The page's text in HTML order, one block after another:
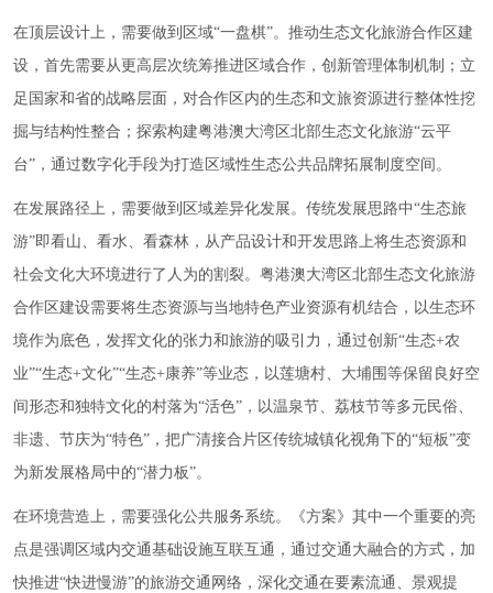
在顶层设计上，需要做到区域“一盘棋”。推动生态文化旅游合作区建
设，首先需要从更高层次统筹推进区域合作，创新管理体制机制；立
足国家和省的战略层面，对合作区内的生态和文旅资源进行整体性挖
掘与结构性整合；探索构建粤港澳大湾区北部生态文化旅游“云平
台”，通过数字化手段为打造区域性生态公共品牌拓展制度空间。
在发展路径上，需要做到区域差异化发展。传统发展思路中“生态旅
游”即看山、看水、看森林，从产品设计和开发思路上将生态资源和
社会文化大环境进行了人为的割裂。粤港澳大湾区北部生态文化旅游
合作区建设需要将生态资源与当地特色产业资源有机结合，以生态环
境作为底色，发挥文化的张力和旅游的吸引力，通过创新“生态+农
业”“生态+文化”“生态+康养”等业态，以莲塘村、大埔围等保留良好空
间形态和独特文化的村落为“活色”，以温泉节、荔枝节等多元民俗、
非遗、节庆为“特色”，把广清接合片区传统城镇化视角下的“短板”变
为新发展格局中的“潜力板”。
在环境营造上，需要强化公共服务系统。《方案》其中一个重要的亮
点是强调区域内交通基础设施互联互通，通过交通大融合的方式，加
快推进“快进慢游”的旅游交通网络，深化交通在要素流通、景观提